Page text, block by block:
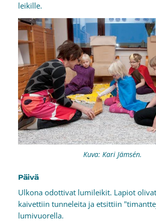
leikille.
Kuva: Kari Jämsén.
Päivä
Ulkona odottivat lumileikit. Lapiot
kaivettiin tunneleita ja etsittiin
lumivuorella.